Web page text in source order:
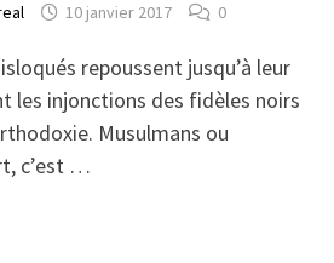
10 janvier 2017 0
repoussent jusqu’à leur
les injonctions des fidèles noirs
Musulmans ou
c’est …